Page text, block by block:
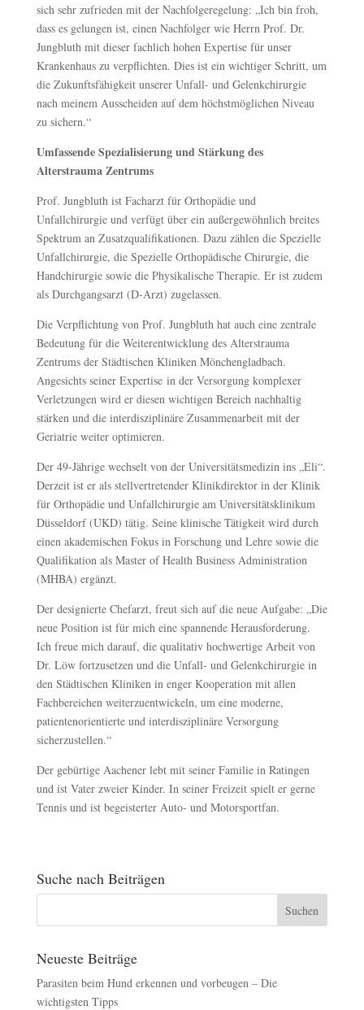
sich sehr zufrieden mit der Nachfolgeregelung: „Ich bin froh,
dass es gelungen ist, einen Nachfolger wie Herrn Prof. Dr.
Jungbluth mit dieser fachlich hohen Expertise für unser
Krankenhaus zu verpflichten. Dies ist ein wichtiger Schritt, um
die Zukunftsfähigkeit unserer Unfall- und Gelenkchirurgie
nach meinem Ausscheiden auf dem höchstmöglichen Niveau
zu sichern.“
Umfassende Spezialisierung und Stärkung des
Alterstrauma Zentrums
Prof. Jungbluth ist Facharzt für Orthopädie und
Unfallchirurgie und verfügt über ein außergewöhnlich breites
Spektrum an Zusatzqualifikationen. Dazu zählen die Spezielle
Unfallchirurgie, die Spezielle Orthopädische Chirurgie, die
Handchirurgie sowie die Physikalische Therapie. Er ist zudem
als Durchgangsarzt (D-Arzt) zugelassen.
Die Verpflichtung von Prof. Jungbluth hat auch eine zentrale
Bedeutung für die Weiterentwicklung des Alterstrauma
Zentrums der Städtischen Kliniken Mönchengladbach.
Angesichts seiner Expertise in der Versorgung komplexer
Verletzungen wird er diesen wichtigen Bereich nachhaltig
stärken und die interdisziplinäre Zusammenarbeit mit der
Geriatrie weiter optimieren.
Der 49-Jährige wechselt von der Universitätsmedizin ins „Eli“.
Derzeit ist er als stellvertretender Klinikdirektor in der Klinik
für Orthopädie und Unfallchirurgie am Universitätsklinikum
Düsseldorf (UKD) tätig. Seine klinische Tätigkeit wird durch
einen akademischen Fokus in Forschung und Lehre sowie die
Qualifikation als Master of Health Business Administration
(MHBA) ergänzt.
Der designierte Chefarzt, freut sich auf die neue Aufgabe: „Die
neue Position ist für mich eine spannende Herausforderung.
Ich freue mich darauf, die qualitativ hochwertige Arbeit von
Dr. Löw fortzusetzen und die Unfall- und Gelenkchirurgie in
den Städtischen Kliniken in enger Kooperation mit allen
Fachbereichen weiterzuentwickeln, um eine moderne,
patientenorientierte und interdisziplinäre Versorgung
sicherzustellen.“
Der gebürtige Aachener lebt mit seiner Familie in Ratingen
und ist Vater zweier Kinder. In seiner Freizeit spielt er gerne
Tennis und ist begeisterter Auto- und Motorsportfan.
Suche nach Beiträgen
Neueste Beiträge
Parasiten beim Hund erkennen und vorbeugen – Die
wichtigsten Tipps